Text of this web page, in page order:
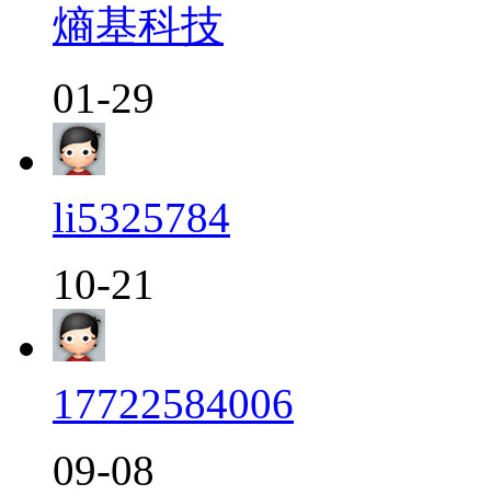
熵基科技
01-29
li5325784
10-21
17722584006
09-08